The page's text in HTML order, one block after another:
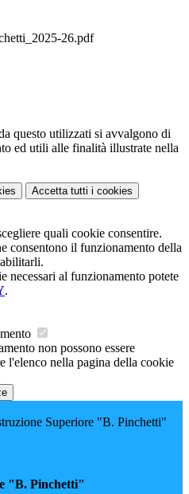
26.pdf
questo utilizzati si avvalgono di
ed utili alle finalità illustrate nella
Accetta tutti i cookies
quali cookie consentire.
consentono il funzionamento della
necessari al funzionamento potete
.
non possono essere
l'elenco nella pagina della cookie
Superiore "B. Pinchetti"
"B. Pinchetti"